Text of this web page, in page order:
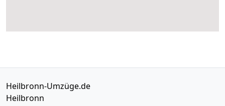
Heilbronn-Umzüge.de
Heilbronn